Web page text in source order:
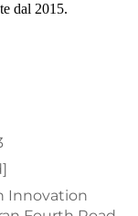
dal 2015.
Innovation